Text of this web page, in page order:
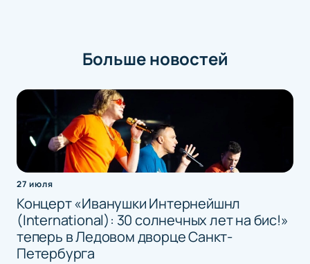
Больше новостей
27 июля
Концерт «Иванушки Интернейшнл
(International): 30 солнечных лет на бис!»
теперь в Ледовом дворце Санкт-
Петербурга